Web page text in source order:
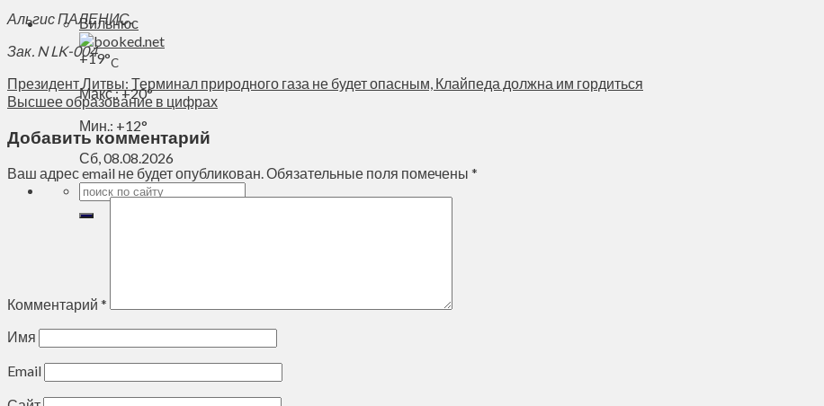
Вильнюс
+19°C
Макс.:+20°
Мин.: +12°
Сб, 08.08.2026
Альгис ПАЛЕНИС.
Зак. N LK-004
Президент Литвы: Терминал природного газа не будет опасным, Клайпеда должна им гордиться
Высшее образование в цифрах
Добавить комментарий
Ваш адрес email не будет опубликован.Обязательные поля помечены *
Комментарий *
Имя
Email